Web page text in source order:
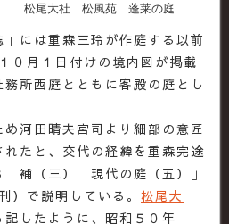
松尾大社 松風苑 蓬莱の庭
には重森三玲が作庭する以前
０月１日付けの境内図が掲載
所西庭とともに客殿の庭とし
河田晴夫宮司より細部の意匠
たと、交代の経緯を重森完途
補（三） 現代の庭（五）」
で説明している。 松尾大
記したように、昭和５０年